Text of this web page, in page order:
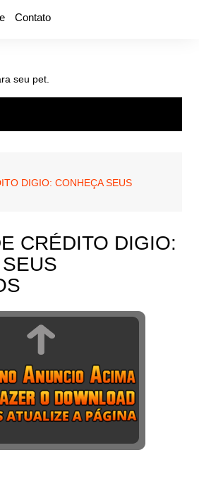
Contato
seu pet.
DIGIO: CONHEÇA SEUS
CRÉDITO DIGIO: